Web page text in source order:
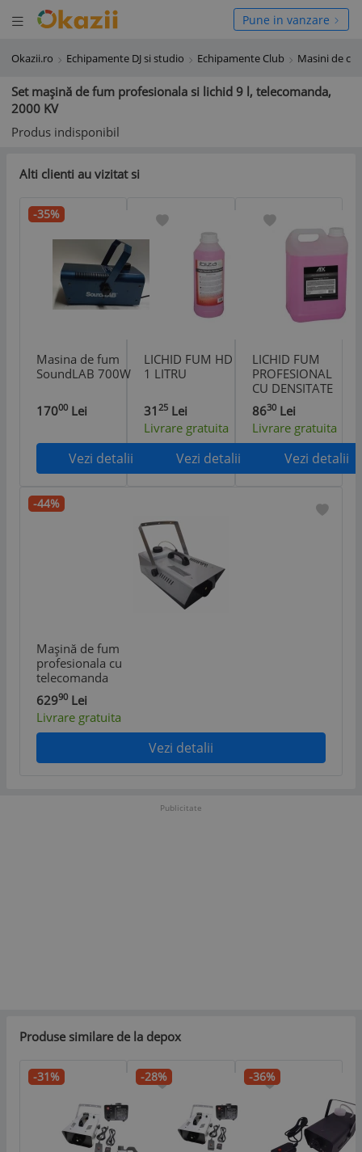
Deschide meniul
meniul Pune in vanzare
Okazii.ro Echipamente DJ si studio Echipamente Club Masini de
Set mașină de fum profesionala si lichid 9 l, telecomanda,
2000 KV
Produs indisponibil
Alti clienti au vizitat si
-35%
Masina de fum
SoundLAB 700W
17000 Lei
Vezi detalii
LICHID FUM HD
1 LITRU
3125 Lei
Livrare gratuita
Vezi detalii
LICHID FUM
PROFESIONAL
CU DENSITATE
RIDICATA 5L
8630Lei
Livrare gratuita
Vezi detalii
-44%
Mașină de fum
profesionala cu
telecomanda
2500 KV
62990 Lei
Livrare gratuita
Vezi detalii
Publicitate
Produse similare de la depox
-31% -28% -36%